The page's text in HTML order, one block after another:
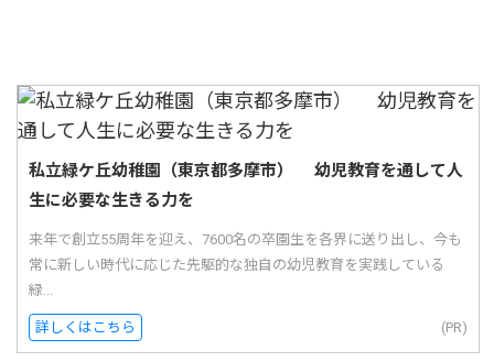
私立緑ケ丘幼稚園（東京都多摩市） 幼児教育を通して人
生に必要な生きる力を
来年で創立55周年を迎え、7600名の卒園生を各界に送り出し、今も
常に新しい時代に応じた先駆的な独自の幼児教育を実践している
緑...
詳しくはこちら (PR)